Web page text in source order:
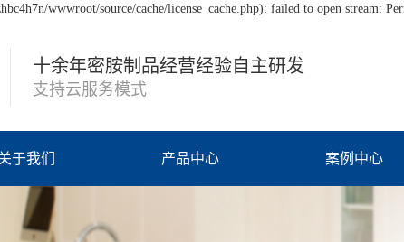
wwwroot/source/cache/license_cache.php): failed to open stream:
十余年密胺制品经营经验自主研发
支持云服务模式
于我们 产品中心 案例中心